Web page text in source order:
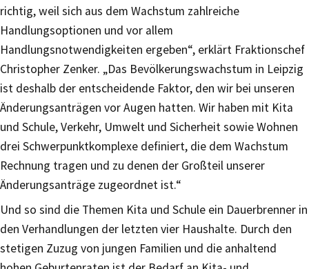
richtig, weil sich aus dem Wachstum zahlreiche
Handlungsoptionen und vor allem
Handlungsnotwendigkeiten ergeben“, erklärt Fraktionschef
Christopher Zenker. „Das Bevölkerungswachstum in Leipzig
ist deshalb der entscheidende Faktor, den wir bei unseren
Änderungsanträgen vor Augen hatten. Wir haben mit Kita
und Schule, Verkehr, Umwelt und Sicherheit sowie Wohnen
drei Schwerpunktkomplexe definiert, die dem Wachstum
Rechnung tragen und zu denen der Großteil unserer
Änderungsanträge zugeordnet ist.“
Und so sind die Themen Kita und Schule ein Dauerbrenner in
den Verhandlungen der letzten vier Haushalte. Durch den
stetigen Zuzug von jungen Familien und die anhaltend